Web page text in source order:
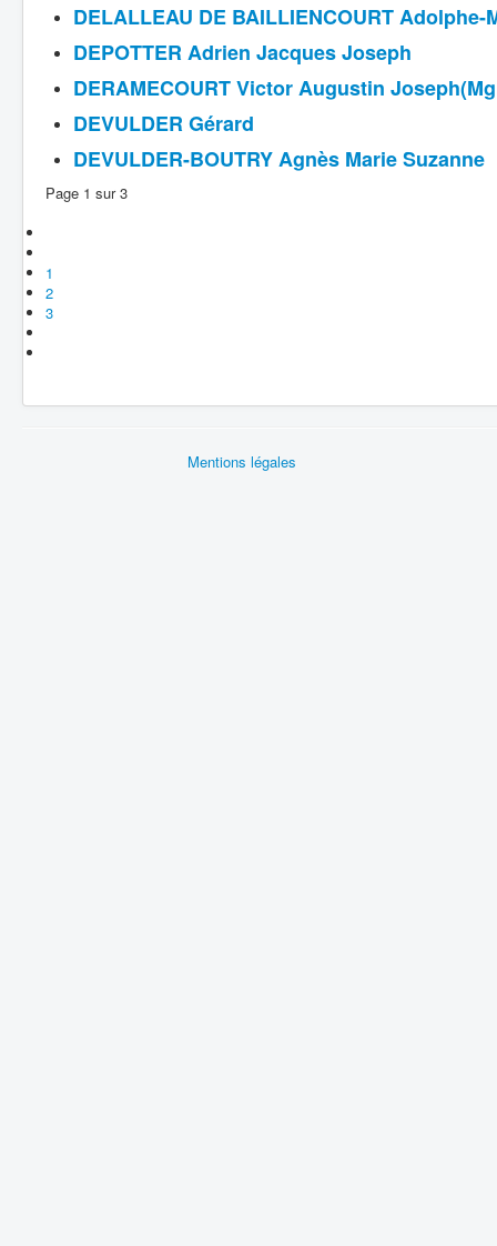
DELALLEAU DE BAILLIENCOURT
DEPOTTER Adrien Jacques Joseph
DERAMECOURT Victor Augustin
DEVULDER Gérard
DEVULDER-BOUTRY Agnès Marie Suzanne
Page 1 sur 3
1
2
3
Mentions légales